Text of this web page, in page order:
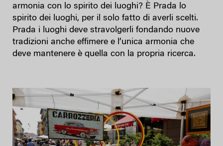
armonia con lo spirito dei luoghi? È Prada lo
spirito dei luoghi, per il solo fatto di averli scelti.
Prada i luoghi deve stravolgerli fondando nuove
tradizioni anche effimere e l’unica armonia che
deve mantenere è quella con la propria ricerca.